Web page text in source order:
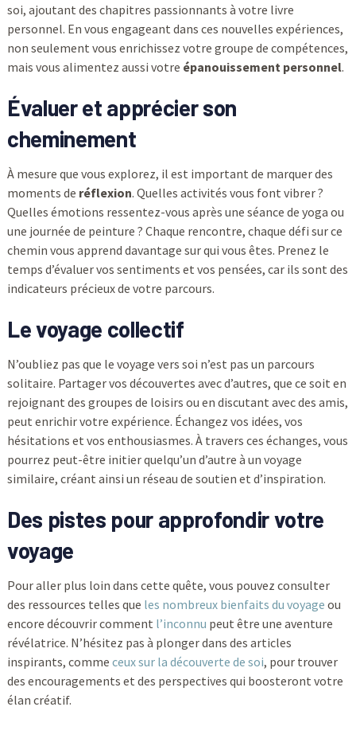
soi, ajoutant des chapitres passionnants à votre livre
personnel. En vous engageant dans ces nouvelles expériences,
non seulement vous enrichissez votre groupe de compétences,
mais vous alimentez aussi votre épanouissement personnel.
Évaluer et apprécier son
cheminement
À mesure que vous explorez, il est important de marquer des
moments de réflexion. Quelles activités vous font vibrer ?
Quelles émotions ressentez-vous après une séance de yoga ou
une journée de peinture ? Chaque rencontre, chaque défi sur ce
chemin vous apprend davantage sur qui vous êtes. Prenez le
temps d’évaluer vos sentiments et vos pensées, car ils sont des
indicateurs précieux de votre parcours.
Le voyage collectif
N’oubliez pas que le voyage vers soi n’est pas un parcours
solitaire. Partager vos découvertes avec d’autres, que ce soit en
rejoignant des groupes de loisirs ou en discutant avec des amis,
peut enrichir votre expérience. Échangez vos idées, vos
hésitations et vos enthousiasmes. À travers ces échanges, vous
pourrez peut-être initier quelqu’un d’autre à un voyage
similaire, créant ainsi un réseau de soutien et d’inspiration.
Des pistes pour approfondir votre
voyage
Pour aller plus loin dans cette quête, vous pouvez consulter
des ressources telles que les nombreux bienfaits du voyage ou
encore découvrir comment l’inconnu peut être une aventure
révélatrice. N’hésitez pas à plonger dans des articles
inspirants, comme ceux sur la découverte de soi, pour trouver
des encouragements et des perspectives qui boosteront votre
élan créatif.